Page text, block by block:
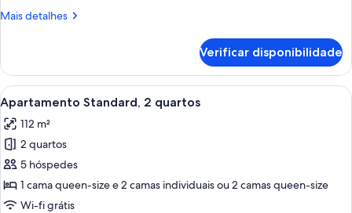
quarto
Mais detalhes
Mais
quarto:
Apartamento
Standard,
quarto
Verificar disponibilidade
Ver
todas
as
imagens
de
Apartamento
Standard,
Quarto de hotel com duas camas,
6
Apartamento Standard, 2 quartos
112 m²
2 quartos
5 hóspedes
1 cama queen-size e 2 camas individuais ou 2 camas queen-size
Wi-fi grátis